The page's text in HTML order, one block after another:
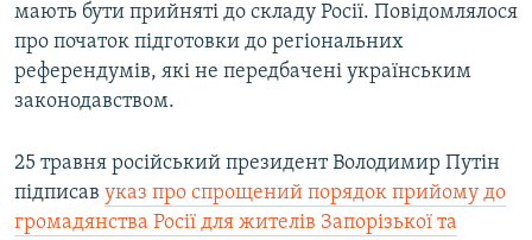
мають бути прийняті до складу Росії. Повідомлялося
про початок підготовки до регіональних
референдумів, які не передбачені українським
законодавством.
25 травня російський президент Володимир Путін
підписав указ про спрощений порядок прийому до
громадянства Росії для жителів Запорізької та